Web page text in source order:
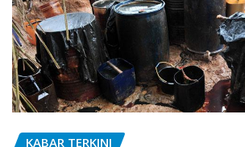
KABAR TERKINI